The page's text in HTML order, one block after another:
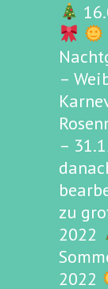
–
–
zu
2022
2022